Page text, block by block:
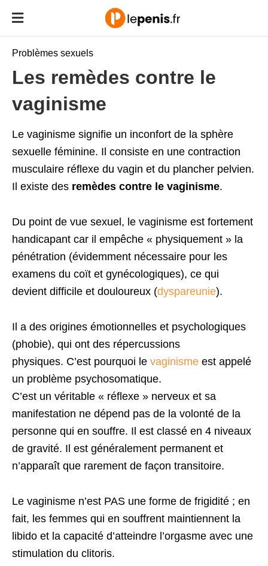
Problèmes sexuels
Les remèdes contre le
vaginisme
Le vaginisme signifie un inconfort de la sphère
sexuelle féminine. Il consiste en une contraction
musculaire réflexe du vagin et du plancher pelvien.
Il existe des remèdes contre le vaginisme.
Du point de vue sexuel, le vaginisme est fortement
handicapant car il empêche « physiquement » la
pénétration (évidemment nécessaire pour les
examens du coït et gynécologiques), ce qui
devient difficile et douloureux (dyspareunie).
Il a des origines émotionnelles et psychologiques
(phobie), qui ont des répercussions
physiques. C’est pourquoi le vaginisme est appelé
un problème psychosomatique.
C’est un véritable « réflexe » nerveux et sa
manifestation ne dépend pas de la volonté de la
personne qui en souffre. Il est classé en 4 niveaux
de gravité. Il est généralement permanent et
n’apparaît que rarement de façon transitoire.
Le vaginisme n’est PAS une forme de frigidité ; en
fait, les femmes qui en souffrent maintiennent la
libido et la capacité d’atteindre l’orgasme avec une
stimulation du clitoris.